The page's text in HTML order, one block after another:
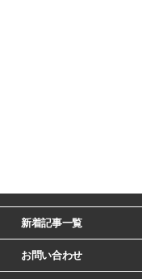
新着記事一覧
お問い合わせ